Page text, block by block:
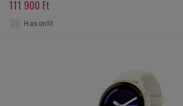
111 900 Ft
Hasonlít